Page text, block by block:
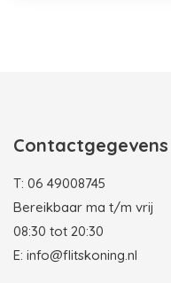
Contactgegevens
T: 06 49008745
Bereikbaar ma t/m vrij
08:30 tot 20:30
E: info@flitskoning.nl